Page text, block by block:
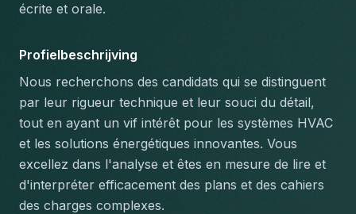
écrite et orale.
Profielbeschrijving
Nous recherchons des candidats qui se distinguent
par leur rigueur technique et leur souci du détail,
tout en ayant un vif intérêt pour les systèmes HVAC
et les solutions énergétiques innovantes. Vous
excellez dans l'analyse et êtes en mesure de lire et
d'interpréter efficacement des plans et des cahiers
des charges complexes.